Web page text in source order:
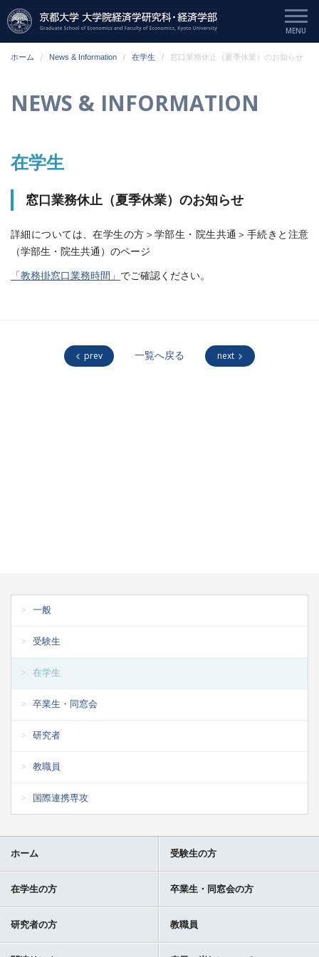
ホーム News & Information 在学生 窓口業務休止（夏季休業）のお知らせ
NEWS & INFORMATION
在学生
窓口業務休止（夏季休業）のお知らせ
詳細については、在学生の方＞学部生・院生共通＞手続きと注意
（学部生・院生共通）のページ
「教務掛窓口業務時間」 でご確認ください。
prev 一覧へ戻る next
一般
受験生
在学生
卒業生・同窓会
研究者
教職員
国際連携専攻
ホーム 受験生の方
在学生の方 卒業生・同窓会の方
研究者の方 教職員